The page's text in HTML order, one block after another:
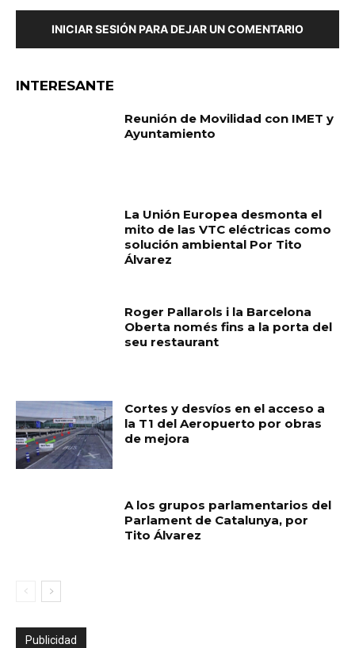
INICIAR SESIÓN PARA DEJAR UN COMENTARIO
INTERESANTE
Reunión de Movilidad con IMET y
Ayuntamiento
La Unión Europea desmonta el
mito de las VTC eléctricas como
solución ambiental Por Tito
Álvarez
Roger Pallarols i la Barcelona
Oberta només fins a la porta del
seu restaurant
Cortes y desvíos en el acceso a
la T1 del Aeropuerto por obras
de mejora
A los grupos parlamentarios del
Parlament de Catalunya, por
Tito Álvarez
Publicidad